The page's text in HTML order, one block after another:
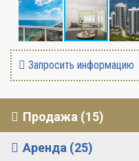
Запросить информацию
Продажа (15)
Аренда (25)